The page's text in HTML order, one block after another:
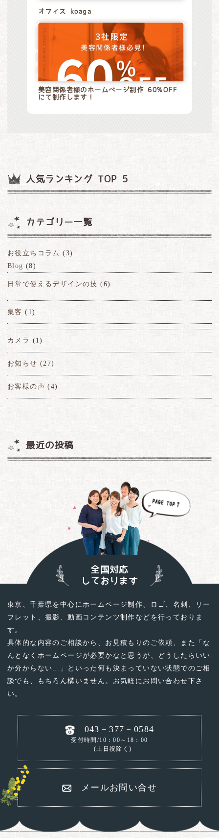
Warning: Attempt to read property "name" on
null in
/home/xs528794/tommy-
design.jp/public_html/wp-
content/themes/tommydesign/blog.php
on line
28
オフィス koaga
美容関係者様のホームページ制作 60%OFF
にて制作します！
人気ランキング TOP 5
カテゴリー一覧
お役立ちコラム (3)
Blog (8)
日常で使えるデザインの技 (6)
集客 (1)
カメラ (1)
お知らせ (27)
お客様の声 (4)
最近の投稿
全国対応
しております
東京、千葉県を中心にホームページ制作、ロゴ、名刺、リー
フレット、撮影、動画コンテンツ制作などを行っておりま
す。
具体的な内容のご相談から、お見積もりのご依頼、
また「な
んとなくホームページが必要かなと思うが、どうしたらいい
か分からない…」といった 何も決まっていない状態でのご相
談でも、もちろん構いません。お気軽にお問い合わせ下さ
い。
043－377－0584
受付時間/10：00～18：00
(土日祝除く)
メールお問い合せ